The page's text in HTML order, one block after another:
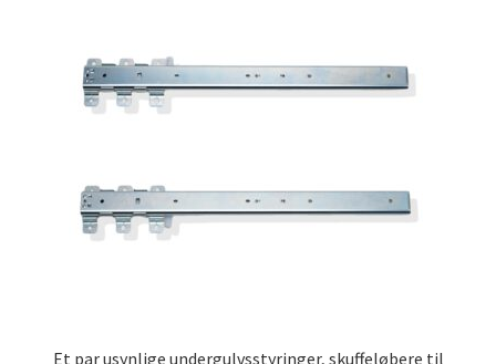
Skibsfart
Et par usynlige undergulvsstyringer, skuffeløbere til